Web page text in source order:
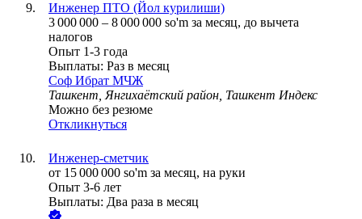
Инженер ПТО (Йол курилиши)
3 000 000 – 8 000 000 so'm за месяц, до вычета
налогов
Опыт 1-3 года
Выплаты: Раз в месяц
Соф Ибрат МЧЖ
Ташкент, Янгихаётский район, Ташкент Индекс
Можно без резюме
Откликнуться
Инженер-сметчик
от 15 000 000 so'm за месяц, на руки
Опыт 3-6 лет
Выплаты: Два раза в месяц